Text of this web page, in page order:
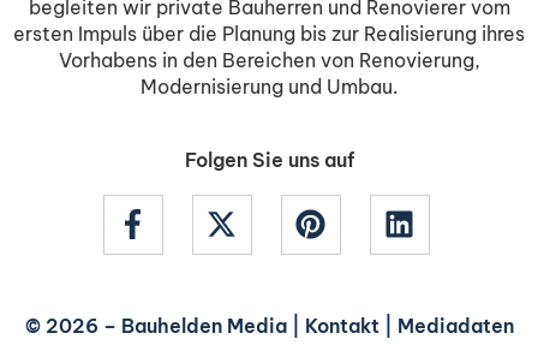
begleiten wir private Bauherren und Renovierer vom
ersten Impuls über die Planung bis zur Realisierung ihres
Vorhabens in den Bereichen von Renovierung,
Modernisierung und Umbau.
Folgen Sie uns auf
© 2026 – Bauhelden Media| Kontakt| Mediadaten